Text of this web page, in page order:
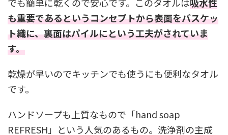
も重要であるというコンセプトから表面をバスケッ
ト織に、裏面はパイルにという工夫がされていま
す。
乾燥が早いのでキッチンでも使うにも便利なタオル
です。
ハンドソープも上質なもので「hand soap
REFRESH」という人気のあるもの。洗浄剤の主成